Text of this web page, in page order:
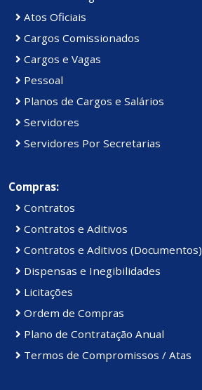
Atos Oficiais
Cargos Comissionados
Cargos e Vagas
Pessoal
Planos de Cargos e Salários
Servidores
Servidores Por Secretarias
Compras:
Contratos
Contratos e Aditivos
Contratos e Aditivos (Documentos)
Dispensas e Inegibilidades
Licitações
Ordem de Compras
Plano de Contratação Anual
Termos de Compromissos / Atas